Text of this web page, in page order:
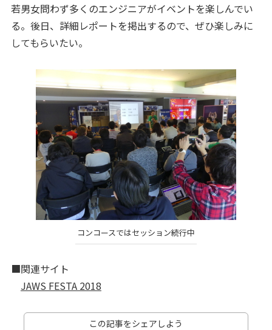
若男女問わず多くのエンジニアがイベントを楽しんでい
る。後日、詳細レポートを掲出するので、ぜひ楽しみに
してもらいたい。
コンコースではセッション続行中
■関連サイト
JAWS FESTA 2018
この記事をシェアしよう